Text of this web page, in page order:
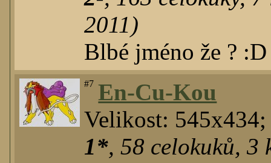
2011)
Blbé jméno že ? :D
#7 En-Cu-Kou
Velikost:
1*,58 celokuků,3